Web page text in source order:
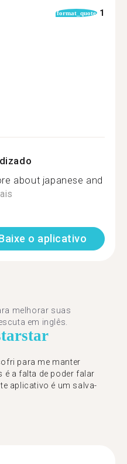
format_quote 1
about japanese and
o aplicativo
melhorar suas
em inglês.
star
para me manter
é a falta de poder falar
aplicativo é um salva-